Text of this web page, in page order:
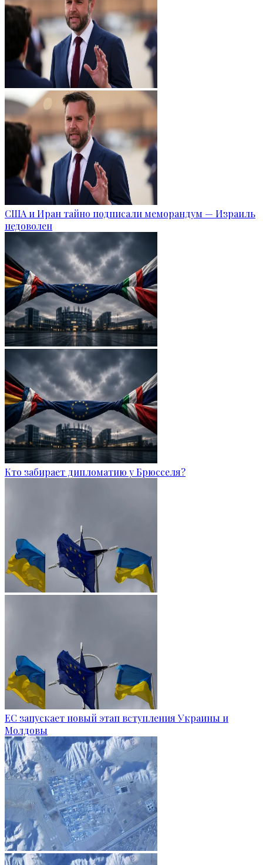
США и Иран тайно подписали меморандум — Израиль
недоволен
Кто забирает дипломатию у Брюсселя?
ЕС запускает новый этап вступления Украины и
Молдовы